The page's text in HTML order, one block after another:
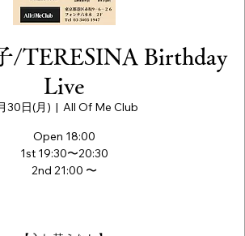
/TERESINA Birthday
Live
30日(月)
  |
All Of Me Club
Open 18:00
1st 19:30〜20:30
2nd 21:00 〜